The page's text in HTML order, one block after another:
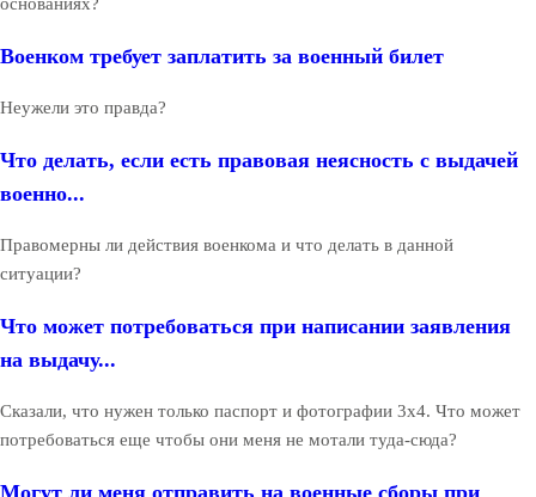
Военком требует заплатить за военный билет
Неужели это правда?
Что делать, если есть правовая неясность с выдачей
военно...
Правомерны ли действия военкома и что делать в данной
ситуации?
Что может потребоваться при написании заявления
на выдачу...
Сказали, что нужен только паспорт и фотографии 3х4. Что может
потребоваться еще чтобы они меня не мотали туда-сюда?
Могут ли меня отправить на военные сборы при